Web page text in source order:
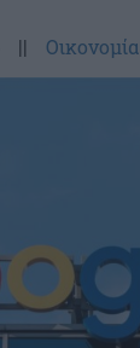
|| Οικονομία